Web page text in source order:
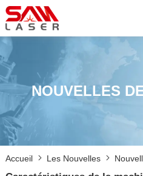
NOUVELLES
Accueil Les Nouvelles